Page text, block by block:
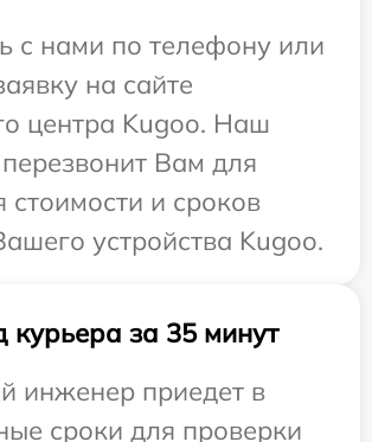
с нами по телефону или
на сайте
центра Kugoo. Наш
Вам для
стоимости и сроков
устройства Kugoo.
курьера за 35 минут
инженер приедет в
сроки для проверки